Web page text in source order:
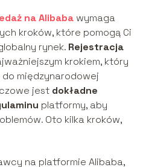
na Alibabawymaga
kroków, które pomogą Ci
rynek. Rejestracja
krokiem, który
międzynarodowej
jest dokładne
platformy, aby
Oto kilka kroków,
na platformie Alibaba,